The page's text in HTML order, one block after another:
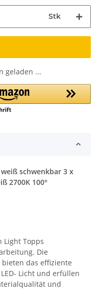
Stk
geladen ...
schwenkbar 3 x
2700K 100°
Light Topps
Die
das effiziente
Licht und erfüllen
und